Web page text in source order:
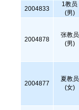
2004833
1教员
(男)
2004878
张教员
(男)
2004877
夏教员
(女)